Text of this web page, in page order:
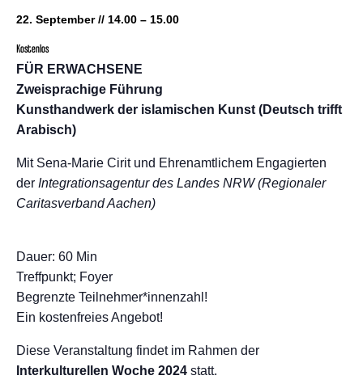
22. September // 14.00 – 15.00
Kostenlos
FÜR ERWACHSENE
Zweisprachige Führung
Kunsthandwerk der islamischen Kunst (Deutsch trifft
Arabisch)
Mit Sena-Marie Cirit und Ehrenamtlichem Engagierten
der Integrationsagentur des Landes NRW (Regionaler
Caritasverband Aachen)
Dauer: 60 Min
Treffpunkt; Foyer
Begrenzte Teilnehmer*innenzahl!
Ein kostenfreies Angebot!
Diese Veranstaltung findet im Rahmen der
Interkulturellen Woche 2024 statt.